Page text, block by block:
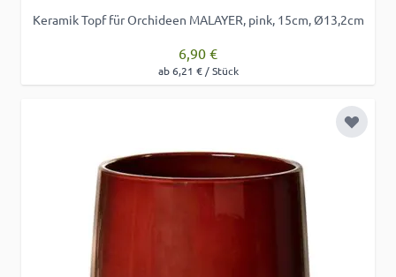
Keramik Topf für Orchideen MALAYER, pink, 15cm, Ø13,2cm
6,90 €
ab 6,21 € / Stück
Zur